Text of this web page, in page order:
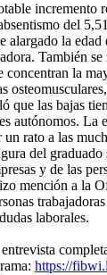
incremento
del
alargado la
También
concentran la
que las bajas
autónomos. La
rato a las
del
y de las
mención a la
laborales.
https://